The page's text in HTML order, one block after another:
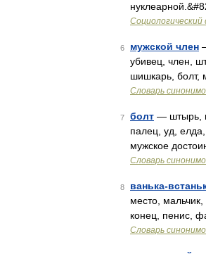
Социологический
6 мужской член
убивец, член,
шишкарь, болт,
Словарь
7 болт — штырь,
палец, уд,
мужское
Словарь
8 ванька-
место,
конец, пенис,
Словарь